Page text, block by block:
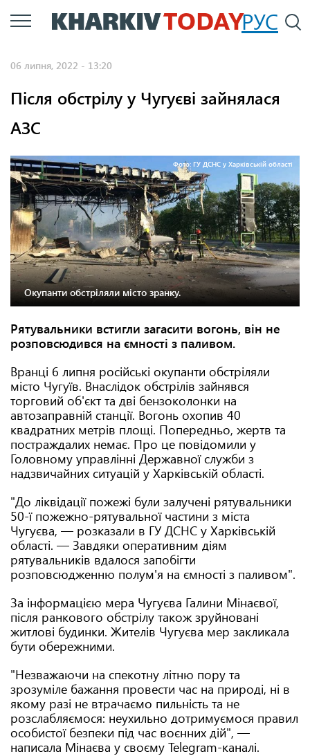
Перейти
до
РУС
06 липня, 2022 - 13:20
Після обстрілу у Чугуєві зайнялася
АЗС
Фото: ГУ ДСНС у Харківській області
Окупанти обстріляли місто зранку.
Рятувальники встигли загасити вогонь, він не
розповсюдився на ємності з паливом.
Вранці 6 липня російські окупанти обстріляли
місто Чугуїв. Внаслідок обстрілів зайнявся
торговий об'єкт та дві бензоколонки на
автозаправній станції. Вогонь охопив 40
квадратних метрів площі. Попередньо, жертв та
постраждалих немає. Про це повідомили у
Головному управлінні Державної служби з
надзвичайних ситуацій у Харківській області.
"До ліквідації пожежі були залучені рятувальники
50-ї пожежно-рятувальної частини з міста
Чугуєва, — розказали в ГУ ДСНС у Харківській
області. — Завдяки оперативним діям
рятувальників вдалося запобігти
розповсюдженню полум'я на ємності з паливом".
За інформацією мера Чугуєва Галини Мінаєвої,
після ранкового обстрілу також зруйновані
житлові будинки. Жителів Чугуєва мер закликала
бути обережними.
"Незважаючи на спекотну літню пору та
зрозуміле бажання провести час на природі, ні в
якому разі не втрачаємо пильність та не
розслабляємося: неухильно дотримуємося правил
особистої безпеки під час воєнних дій", —
написала Мінаєва у своєму Telegram-каналі.